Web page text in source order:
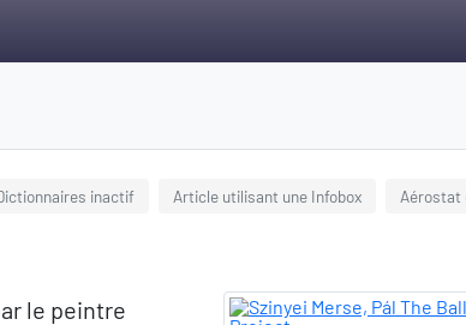
inactif Article utilisant une Infobox Aérostat
le peintre